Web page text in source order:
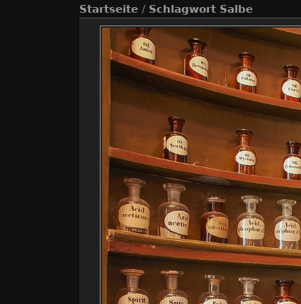
Startseite / Schlagwort Salbe